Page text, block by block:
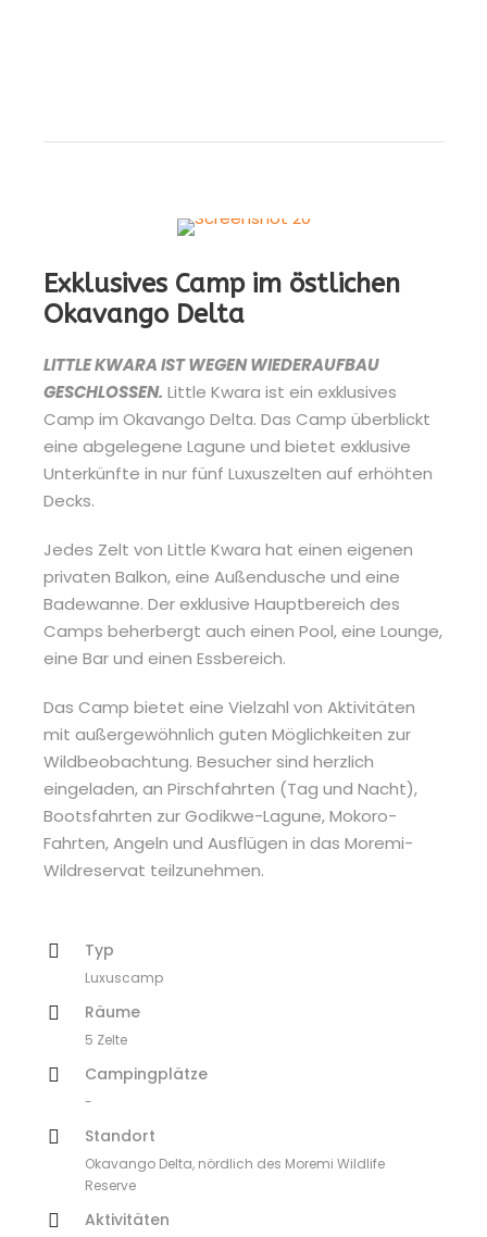
Exklusives Camp im östlichen
Okavango Delta
LITTLE KWARA IST WEGEN WIEDERAUFBAU
GESCHLOSSEN. Little Kwara ist ein exklusives
Camp im Okavango Delta. Das Camp überblickt
eine abgelegene Lagune und bietet exklusive
Unterkünfte in nur fünf Luxuszelten auf erhöhten
Decks.
Jedes Zelt von Little Kwara hat einen eigenen
privaten Balkon, eine Außendusche und eine
Badewanne. Der exklusive Hauptbereich des
Camps beherbergt auch einen Pool, eine Lounge,
eine Bar und einen Essbereich.
Das Camp bietet eine Vielzahl von Aktivitäten
mit außergewöhnlich guten Möglichkeiten zur
Wildbeobachtung. Besucher sind herzlich
eingeladen, an Pirschfahrten (Tag und Nacht),
Bootsfahrten zur Godikwe-Lagune, Mokoro-
Fahrten, Angeln und Ausflügen in das Moremi-
Wildreservat teilzunehmen.
Typ
Luxuscamp
Räume
5 Zelte
Campingplätze
-
Standort
Okavango Delta, nördlich des Moremi Wildlife
Reserve
Aktivitäten